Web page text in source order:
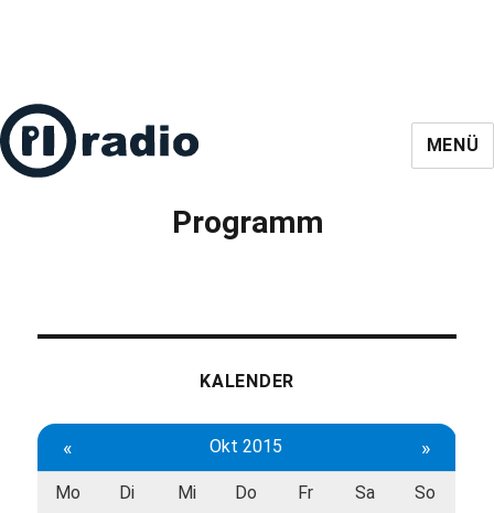
MENÜ
Programm
KALENDER
« Okt 2015 »
Mo Di Mi Do Fr Sa So